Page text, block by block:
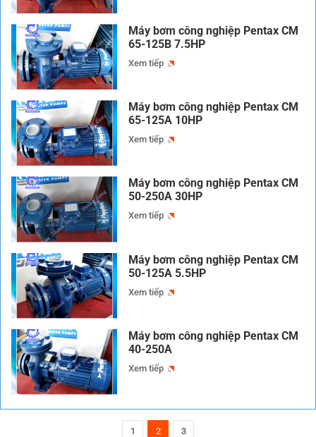
Máy bơm công nghiệp Pentax CM
65-125B 7.5HP
Xem tiếp
Máy bơm công nghiệp Pentax CM
65-125A 10HP
Xem tiếp
Máy bơm công nghiệp Pentax CM
50-250A 30HP
Xem tiếp
Máy bơm công nghiệp Pentax CM
50-125A 5.5HP
Xem tiếp
Máy bơm công nghiệp Pentax CM
40-250A
Xem tiếp
1 2 3